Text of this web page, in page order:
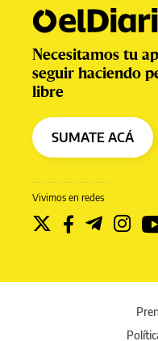
Vivimos en redes
Necesitamos tu
seguir haciendo
libre
SUMATE ACÁ